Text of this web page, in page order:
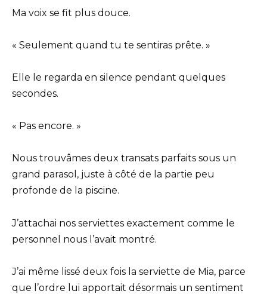
Ma voix se fit plus douce.
« Seulement quand tu te sentiras prête. »
Elle le regarda en silence pendant quelques
secondes.
« Pas encore. »
Nous trouvâmes deux transats parfaits sous un
grand parasol, juste à côté de la partie peu
profonde de la piscine.
J’attachai nos serviettes exactement comme le
personnel nous l’avait montré.
J’ai même lissé deux fois la serviette de Mia, parce
que l’ordre lui apportait désormais un sentiment